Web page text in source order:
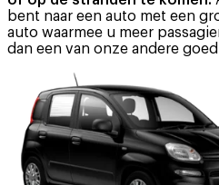
bent naar een auto met een
auto waarmee u meer
dan een van onze andere